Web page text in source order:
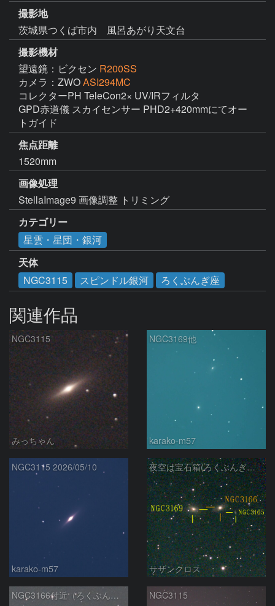
撮影地
茨城県つくば市内 風呂あがり天文台
撮影機材
望遠鏡：ビクセン R200SS
カメラ：ZWOASI294MC
コレクターPH TeleCon2× UV/IRフィルタ
GPD赤道儀 スカイセンサー PHD2+420mmにてオー
トガイド
焦点距離
1520mm
画像処理
StellaImage9 画像調整 トリミング
カテゴリー
星雲・星団・銀河
天体
NGC3115
スピンドル銀河 ろくぶんぎ座
関連作品
NGC3115
みっちゃん
NGC3169他
karako-m57
NGC3115 2026/05/10
karako-m57
夜空は宝石箱(ろくぶんぎ座 NGC3166) Seestar50
サザンクロス
NGC3166付近（ろくぶんぎ座の銀河） NGC3115